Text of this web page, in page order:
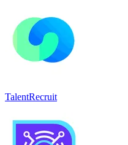
TalentRecruit